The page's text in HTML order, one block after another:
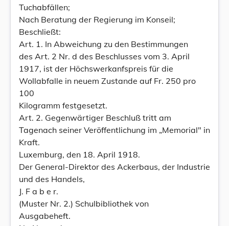
Tuchabfällen;
Nach Beratung der Regierung im Konseil;
Beschließt:
Art. 1. In Abweichung zu den Bestimmungen
des Art. 2 Nr. d des Beschlusses vom 3. April
1917, ist der Höchswerkanfspreis für die
Wollabfalle in neuem Zustande auf Fr. 250 pro
100
Kilogramm festgesetzt.
Art. 2. Gegenwärtiger Beschluß tritt am
Tagenach seiner Veröffentlichung im „Memorial" in
Kraft.
Luxemburg, den 18. April 1918.
Der General-Direktor des Ackerbaus, der Industrie
und des Handels,
J. F a b e r.
(Muster Nr. 2.) Schulbibliothek von
Ausgabeheft.